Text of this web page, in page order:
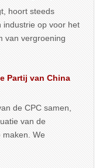
hoort steeds
industrie op voor het
van vergroening
Partij van China
de CPC samen,
van de
maken. We